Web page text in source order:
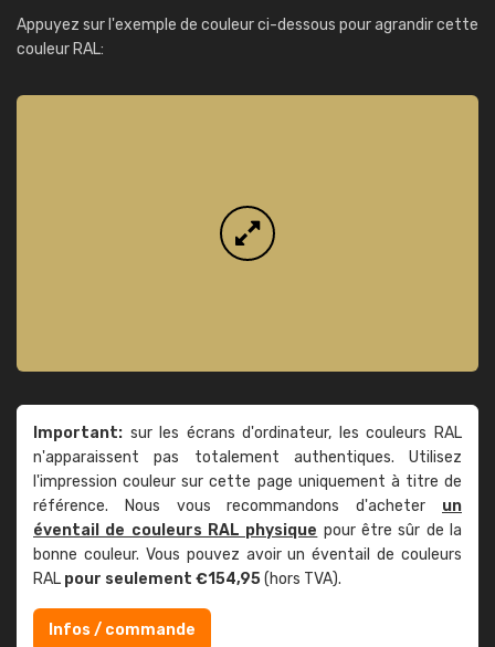
Appuyez sur l'exemple de couleur ci-dessous pour agrandir cette
couleur RAL:
Important: sur les écrans d'ordinateur, les couleurs RAL
n'apparaissent pas totalement authentiques. Utilisez
l'impression couleur sur cette page uniquement à titre de
référence. Nous vous recommandons d'acheter un
éventail de couleurs RAL physique pour être sûr de la
bonne couleur. Vous pouvez avoir un éventail de couleurs
RAL pour seulement €154,95(hors TVA).
Infos / commande